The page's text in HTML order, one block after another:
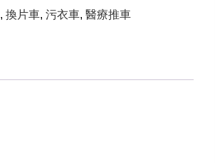
,換片車,污衣車,醫療推車